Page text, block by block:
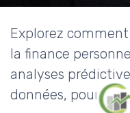
Explorez
la finance
analyses
données, pour